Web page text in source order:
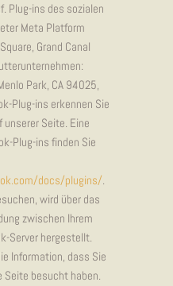
Plug-ins des sozialen
Meta Platform
Grand Canal
Park, CA 94025,
Plug-ins erkennen Sie
unserer Seite. Eine
Plug-ins finden Sie
docs/plugins/.
wird über das
zwischen Ihrem
Server hergestellt.
Information, dass Sie
Seite besucht haben.